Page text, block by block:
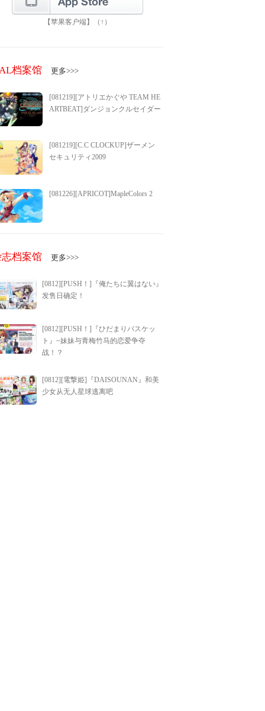
【苹果客户端】（↑）
档案馆 更多>>>
[081219][アトリエかぐや TEAM HE
ARTBEAT]ダンジョンクルセイダー
[081219][C.C CLOCKUP]ザーメン
セキュリティ2009
[081226][APRICOT]MapleColors 2
档案馆 更多>>>
[0812][PUSH！]『俺たちに翼はない』
发售日确定！
[0812][PUSH！]『ひだまりバスケッ
ト』~妹妹与青梅竹马的恋爱争夺
战！？
[0812][電撃姫]『DAISOUNAN』和美
少女从无人星球逃离吧